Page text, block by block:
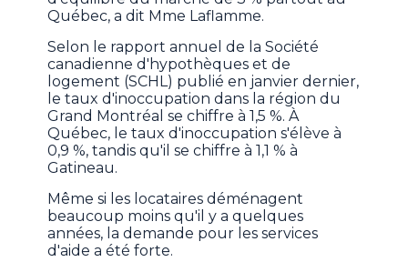
Québec, a dit Mme Laflamme.
Selon le rapport annuel de la Société
canadienne d'hypothèques et de
logement (SCHL) publié en janvier dernier,
le taux d'inoccupation dans la région du
Grand Montréal se chiffre à 1,5 %. À
Québec, le taux d'inoccupation s'élève à
0,9 %, tandis qu'il se chiffre à 1,1 % à
Gatineau.
Même si les locataires déménagent
beaucoup moins qu'il y a quelques
années, la demande pour les services
d'aide a été forte.